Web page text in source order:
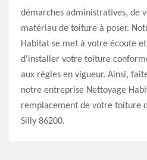
démarches administratives, de
matériau de toiture à poser.
Habitat se met à votre écoute
d'installer votre toiture
aux règles en vigueur. Ainsi,
notre entreprise Nettoyage
remplacement de votre toiture
Silly 86200.